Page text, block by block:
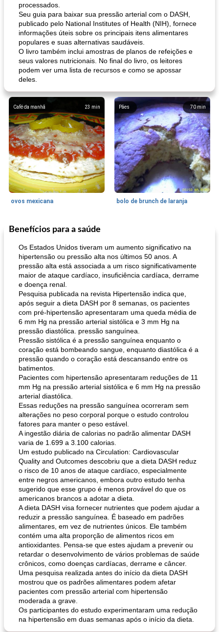
processados.
Seu guia para baixar sua pressão arterial com o DASH,
publicado pelo National Institutes of Health (NIH), fornece
informações úteis sobre os principais itens alimentares
populares e suas alternativas saudáveis.
O livro também inclui amostras de planos de refeições e
seus valores nutricionais. No final do livro, os leitores
podem ver uma lista de recursos e como se apossar
deles.
23 min
Café da manhã
ovos mexicana
70 min
Pães
bolo de brunch de laranja
130min
Pães De Fermento
pão plano (out)
Benefícios para a saúde
Os Estados Unidos tiveram um aumento significativo na
hipertensão ou pressão alta nos últimos 50 anos. A
pressão alta está associada a um risco significativamente
maior de ataque cardíaco, insuficiência cardíaca, derrame
e doença renal.
Pesquisa publicada na revista Hipertensão indica que,
após seguir a dieta DASH por 8 semanas, os pacientes
com pré-hipertensão apresentaram uma queda média de
6 mm Hg na pressão arterial sistólica e 3 mm Hg na
pressão diastólica. pressão sanguínea.
Pressão sistólica é a pressão sanguínea enquanto o
coração está bombeando sangue, enquanto diastólica é a
pressão quando o coração está descansando entre os
batimentos.
Pacientes com hipertensão apresentaram reduções de 11
mm Hg na pressão arterial sistólica e 6 mm Hg na pressão
arterial diastólica.
Essas reduções na pressão sanguínea ocorreram sem
alterações no peso corporal porque o estudo controlou
fatores para manter o peso estável.
A ingestão diária de calorias no padrão alimentar DASH
varia de 1.699 a 3.100 calorias.
Um estudo publicado na Circulation: Cardiovascular
Quality and Outcomes descobriu que a dieta DASH reduz
o risco de 10 anos de ataque cardíaco, especialmente
entre negros americanos, embora outro estudo tenha
sugerido que esse grupo é menos provável do que os
americanos brancos a adotar a dieta.
A dieta DASH visa fornecer nutrientes que podem ajudar a
reduzir a pressão sanguínea. É baseado em padrões
alimentares, em vez de nutrientes únicos. Ele também
contém uma alta proporção de alimentos ricos em
antioxidantes. Pensa-se que estes ajudam a prevenir ou
retardar o desenvolvimento de vários problemas de saúde
crônicos, como doenças cardíacas, derrame e câncer.
Uma pesquisa realizada antes do início da dieta DASH
mostrou que os padrões alimentares podem afetar
pacientes com pressão arterial com hipertensão
moderada a grave.
Os participantes do estudo experimentaram uma redução
na hipertensão em duas semanas após o início da dieta.